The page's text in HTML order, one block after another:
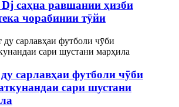
саҳна равшании ҳизби
чорабинии тӯйи
сарлавҳаи футболи чӯби
сари шустани